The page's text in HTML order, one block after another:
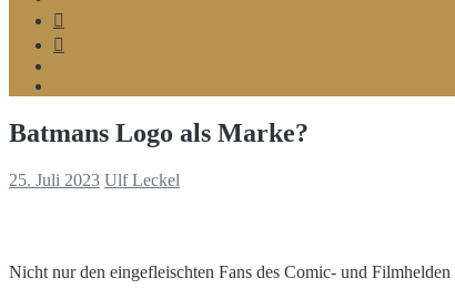
Batmans Logo als Marke?
25. Juli 2023 Ulf Leckel
Nicht nur den eingefleischten Fans des Comic- und Filmhelden